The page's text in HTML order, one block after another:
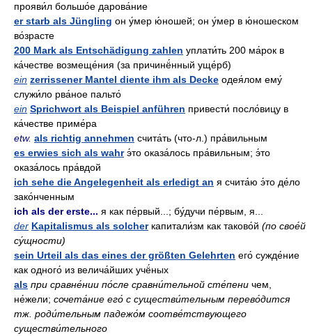
прояви́л большо́е дарова́ние
er starb als Jüngling он у́мер ю́ношей; он у́мер в ю́ношеском
во́зрасте
200 Mark als Entschädigung zahlen уплати́ть 200 ма́рок в
ка́честве возмеще́ния (за причинё́нный уще́рб)
ein zerrissener Mantel diente ihm als Decke одея́лом ему́
служи́ло рва́ное пальто́
ein Sprichwort als Beispiel anführen привести́ посло́вицу в
ка́честве приме́ра
etw. als richtig annehmen счита́ть (что-л.) пра́вильным
es erwies sich als wahrэ́то оказа́лось пра́вильным; э́то
оказа́лось пра́вдой
ich sehe die Angelegenheit als erledigt an я счита́ю э́то де́ло
зако́нченным
ich als der erste... я как пе́рвый...; бу́дучи пе́рвым, я...
der Kapitalismus als solcherкапитали́зм как таково́й (по свое́й
су́щности)
sein Urteil als das eines der größten Gelehrten его́ сужде́ние
как одного́ из велича́йших учё́ных
als при сравне́нии по́сле сравни́тельной сте́пени чем,
не́жели; сочета́ние его́ с существи́тельным перево́дится
тж. роди́тельным падежо́м соотве́тствующего
существи́тельного